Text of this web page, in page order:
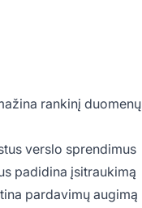
rankinį duomenų
verslo sprendimus
padidina įsitraukimą
pardavimų augimą